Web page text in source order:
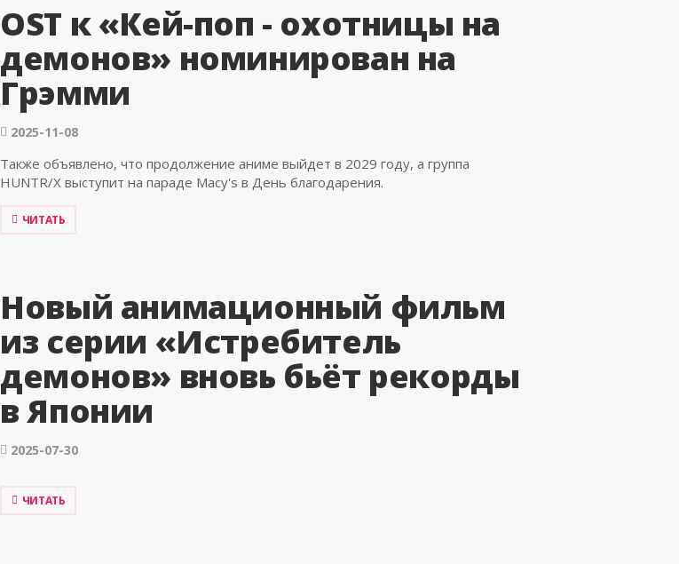
OST к «Кей-поп - охотницы на
демонов» номинирован на
Грэмми
2025-11-08
Также объявлено, что продолжение аниме выйдет в 2029 году, а группа
HUNTR/X выступит на параде Macy's в День благодарения.
ЧИТАТЬ
Новый анимационный фильм
из серии «Истребитель
демонов» вновь бьёт рекорды
в Японии
2025-07-30
ЧИТАТЬ